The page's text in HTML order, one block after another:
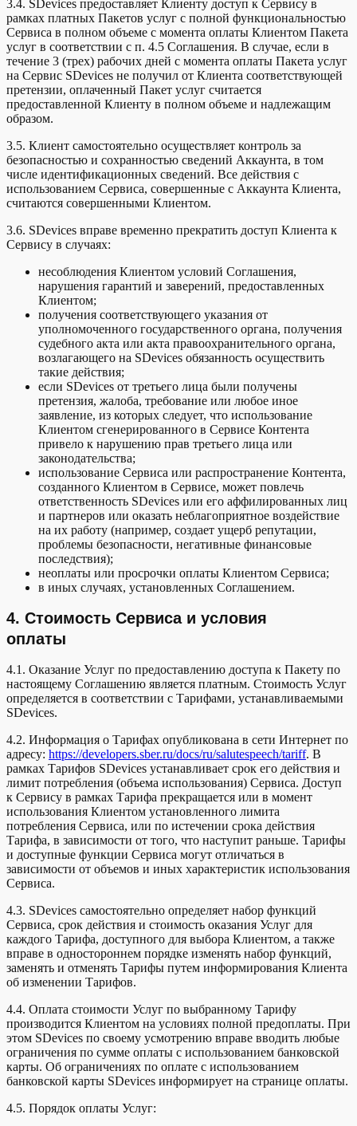
3.4. SDevices предоставляет Клиенту доступ к Сервису в
рамках платных Пакетов услуг с полной функциональностью
Сервиса в полном объеме с момента оплаты Клиентом Пакета
услуг в соответствии с п. 4.5 Соглашения. В случае, если в
течение 3 (трех) рабочих дней с момента оплаты Пакета услуг
на Сервис SDevices не получил от Клиента соответствующей
претензии, оплаченный Пакет услуг считается
предоставленной Клиенту в полном объеме и надлежащим
образом.
3.5. Клиент самостоятельно осуществляет контроль за
безопасностью и сохранностью сведений Аккаунта, в том
числе идентификационных сведений. Все действия с
использованием Сервиса, совершенные с Аккаунта Клиента,
считаются совершенными Клиентом.
3.6. SDevices вправе временно прекратить доступ Клиента к
Сервису в случаях:
несоблюдения Клиентом условий Соглашения,
нарушения гарантий и заверений, предоставленных
Клиентом;
получения соответствующего указания от
уполномоченного государственного органа, получения
судебного акта или акта правоохранительного органа,
возлагающего на SDevices обязанность осуществить
такие действия;
если SDevices от третьего лица были получены
претензия, жалоба, требование или любое иное
заявление, из которых следует, что использование
Клиентом сгенерированного в Сервисе Контента
привело к нарушению прав третьего лица или
законодательства;
использование Сервиса или распространение Контента,
созданного Клиентом в Сервисе, может повлечь
ответственность SDevices или его аффилированных лиц
и партнеров или оказать неблагоприятное воздействие
на их работу (например, создает ущерб репутации,
проблемы безопасности, негативные финансовые
последствия);
неоплаты или просрочки оплаты Клиентом Сервиса;
в иных случаях, установленных Соглашением.
4. Стоимость Сервиса и условия
оплаты
4.1. Оказание Услуг по предоставлению доступа к Пакету по
настоящему Соглашению является платным. Стоимость Услуг
определяется в соответствии с Тарифами, устанавливаемыми
SDevices.
4.2. Информация о Тарифах опубликована в сети Интернет по
адресу: https://developers.sber.ru/docs/ru/salutespeech/tariff. В
рамках Тарифов SDevices устанавливает срок его действия и
лимит потребления (объема использования) Сервиса. Доступ
к Сервису в рамках Тарифа прекращается или в момент
использования Клиентом установленного лимита
потребления Сервиса, или по истечении срока действия
Тарифа, в зависимости от того, что наступит раньше. Тарифы
и доступные функции Сервиса могут отличаться в
зависимости от объемов и иных характеристик использования
Сервиса.
4.3. SDevices самостоятельно определяет набор функций
Сервиса, срок действия и стоимость оказания Услуг для
каждого Тарифа, доступного для выбора Клиентом, а также
вправе в одностороннем порядке изменять набор функций,
заменять и отменять Тарифы путем информирования Клиента
об изменении Тарифов.
4.4. Оплата стоимости Услуг по выбранному Тарифу
производится Клиентом на условиях полной предоплаты. При
этом SDevices по своему усмотрению вправе вводить любые
ограничения по сумме оплаты с использованием банковской
карты. Об ограничениях по оплате с использованием
банковской карты SDevices информирует на странице оплаты.
4.5. Порядок оплаты Услуг: